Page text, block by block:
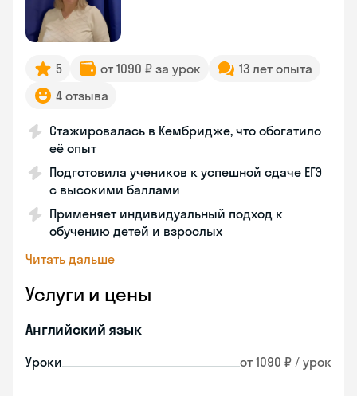
5 от 1090 ₽ за урок
13 лет опыта
4 отзыва
Стажировалась в Кембридже, что обогатило
её опыт
Подготовила учеников к успешной сдаче ЕГЭ
с высокими баллами
Применяет индивидуальный подход к
обучению детей и взрослых
Читать дальше
Услуги и цены
Английский язык
Уроки от 1090 ₽ / урок